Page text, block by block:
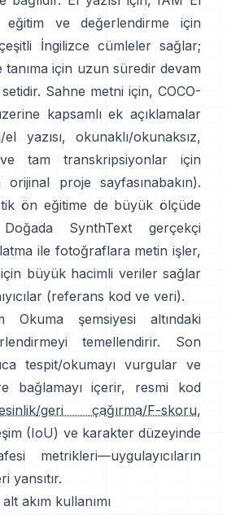
eğitim ve değerlendirme için
İngilizce cümleler sağlar;
tanıma için uzun süredir devam
Sahne metni için, COCO-
kapsamlı ek açıklamalar
el yazısı, okunaklı/okunaksız,
tam transkripsiyonlar için
orijinal
proje sayfasınabakın).
ön eğitime de büyük ölçüde
SynthText
gerçekçi
ile fotoğraflara metin işler,
büyük hacimli veriler sağlar
(referans kod ve veri).
Okuma
şemsiyesi altındaki
temellendirir. Son
tespit/okumayı vurgular ve
bağlamayı içerir, resmi kod
geri çağırma/F-skoru,
(IoU) ve karakter düzeyinde
metrikleri—uygulayıcıların
yansıtır.
akım kullanımı